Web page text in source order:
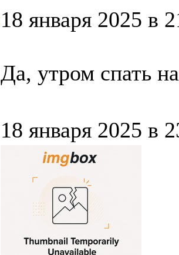
18 января 2025 в
Да, утром спать
18 января 2025 в